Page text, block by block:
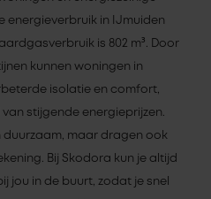
energieverbruik in IJmuiden
is 802 m³. Door
kunnen woningen in
isolatie en comfort,
stijgende energieprijzen.
duurzaam, maar dragen ook
Bij Skodora kun je altijd
jou in de buurt, zodat je snel